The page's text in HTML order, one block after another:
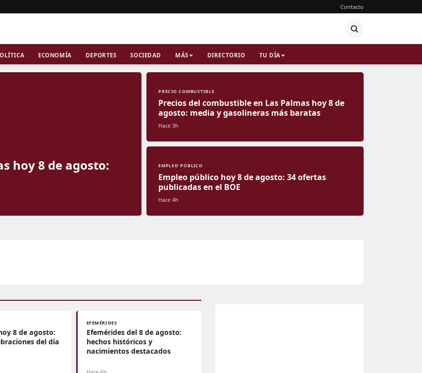
Contacto
ECONOMÍA DEPORTES SOCIEDAD MÁS DIRECTORIO TU DÍA
hoy 8 de agosto:
PRECIO COMBUSTIBLE
Precios del combustible en Las Palmas hoy 8 de
agosto: media y gasolineras más baratas
Hace 3h
EMPLEO PÚBLICO
Empleo público hoy 8 de agosto: 34 ofertas
publicadas en el BOE
Hace 4h
8 de agosto:
del día
EFEMÉRIDES
Efemérides del 8 de agosto:
hechos históricos y
nacimientos destacados